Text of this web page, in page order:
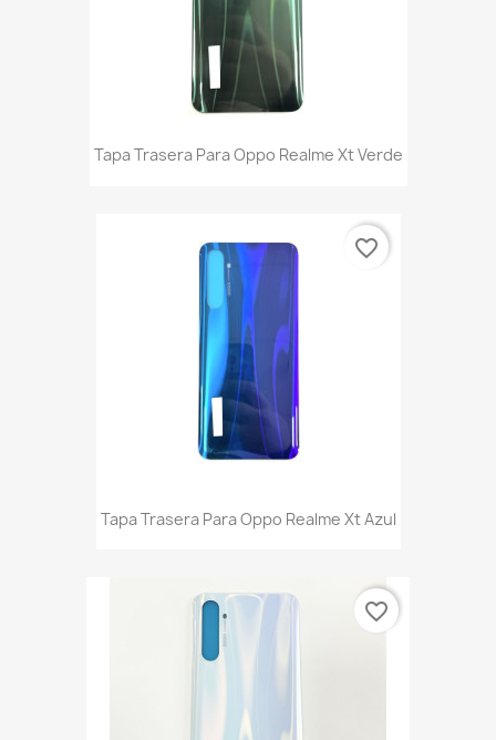
Tapa Trasera Para Oppo Realme Xt Verde
Tapa Trasera Para Oppo Realme Xt Azul
favorite_border
favorite_border